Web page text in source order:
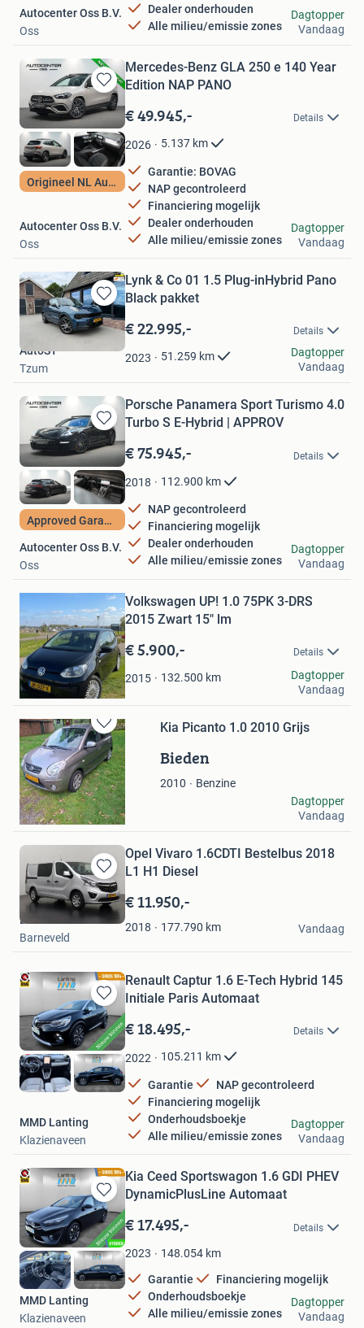
Dealer onderhouden
Alle milieu/emissie zones
Autocenter Oss B.V.
Oss
Dagtopper
Vandaag
Bewaren
in
Mijn
Favorieten
Origineel NL Auto
Mercedes-Benz GLA 250 e 140 Year
Edition NAP PANO
€ 49.945,- Details
2026 5.137 km
Garantie: BOVAG
NAP gecontroleerd
Financiering mogelijk
Dealer onderhouden
Alle milieu/emissie zones
Autocenter Oss B.V.
Oss
Dagtopper
Vandaag
Bewaren
in
Mijn
Favorieten
Lynk & Co 01 1.5 Plug-inHybrid Pano
Black pakket
€ 22.995,- Details
2023 51.259 km
AutoST
Tzum
Dagtopper
Vandaag
Bewaren
in
Mijn
Favorieten
Approved Garantie
Porsche Panamera Sport Turismo 4.0
Turbo S E-Hybrid | APPROV
€ 75.945,- Details
2018 112.900 km
NAP gecontroleerd
Financiering mogelijk
Dealer onderhouden
Alle milieu/emissie zones
Autocenter Oss B.V.
Oss
Dagtopper
Vandaag
Mijn
Favorieten
Volkswagen UP! 1.0 75PK 3-DRS
2015 Zwart 15" lm
€ 5.900,- Details
2015 132.500 km
Gerard
Maurik
Dagtopper
Vandaag
Bewaren
in
Mijn
Favorieten
Kia Picanto 1.0 2010 Grijs
Bieden
2010
Benzine
Geert
Onstwedde
Dagtopper
Vandaag
Bewaren
in
Mijn
Favorieten
Opel Vivaro 1.6CDTI Bestelbus 2018
L1 H1 Diesel
€ 11.950,-
2018 177.790 km
Dutchvans.com
Barneveld
Vandaag
Bewaren
in
Mijn
Favorieten
Renault Captur 1.6 E-Tech Hybrid 145
Initiale Paris Automaat
€ 18.495,- Details
2022 105.211 km
Garantie
NAP gecontroleerd
Financiering mogelijk
Onderhoudsboekje
Alle milieu/emissie zones
MMD Lanting
Klazienaveen
Dagtopper
Vandaag
Bewaren
Mijn
Favorieten
Kia Ceed Sportswagon 1.6 GDI PHEV
DynamicPlusLine Automaat
€ 17.495,- Details
2023 148.054 km
Garantie
Financiering mogelijk
Onderhoudsboekje
Alle milieu/emissie zones
MMD Lanting
Klazienaveen
Dagtopper
Vandaag